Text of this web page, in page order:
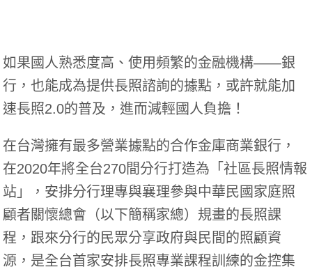
如果國人熟悉度高、使用頻繁的金融機構——銀
行，也能成為提供長照諮詢的據點，或許就能加
速長照2.0的普及，進而減輕國人負擔！
在台灣擁有最多營業據點的合作金庫商業銀行，
在2020年將全台270間分行打造為「社區長照情報
站」，安排分行理專與襄理參與中華民國家庭照
顧者關懷總會（以下簡稱家總）規畫的長照課
程，跟來分行的民眾分享政府與民間的照顧資
源，是全台首家安排長照專業課程訓練的金控集